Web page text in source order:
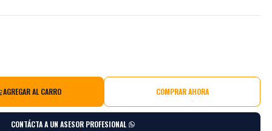
AGREGAR AL CARRO COMPRAR AHORA
CONTÁCTA A UN ASESOR PROFESIONAL